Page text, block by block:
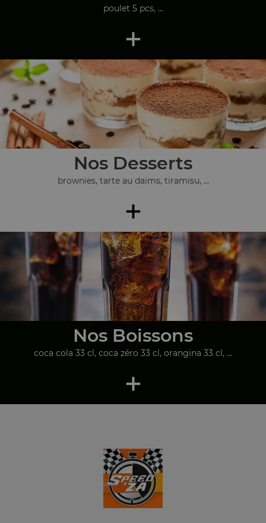
poulet 5 pcs, ...
+
Nos Desserts
brownies, tarte au daims, tiramisu, ...
+
Nos Boissons
coca cola 33 cl, coca zéro 33 cl, orangina 33 cl, ...
+